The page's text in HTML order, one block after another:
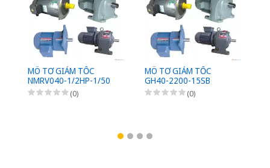
MÔ TƠ GIẢM TỐC
NMRV040-1/2HP-1/50
(0)
MÔ TƠ GIẢM TỐC
GH40-2200-15SB
(0)